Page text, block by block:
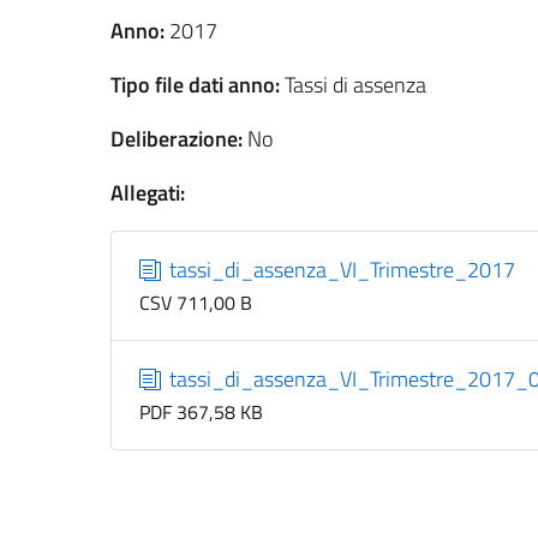
Anno:2017
Tipo file dati anno:Tassi di assenza
Deliberazione:No
Allegati:
tassi_di_assenza_VI_Trimestre_2017
CSV 711,00 B
PDF 367,58 KB